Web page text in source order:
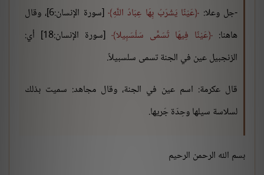
-جل وعلا: عَيْنًا يَشْرَبُ بِهَا عِبَادُ اللَّهِ
[سورة الإنسان:6]، وقال
هاهنا:
عَيْنًا فِيهَا تُسَمَّى سَلْسَبِيلا
[سورة الإنسان:18] أي:
الزنجبيل عين في الجنة تسمى سلسبيلاً.
قال عكرمة: اسم عين في الجنة، وقال مجاهد: سميت بذلك
لسلاسة سيلها وحِدّة جَريها.
بسم الله الرحمن الرحيم